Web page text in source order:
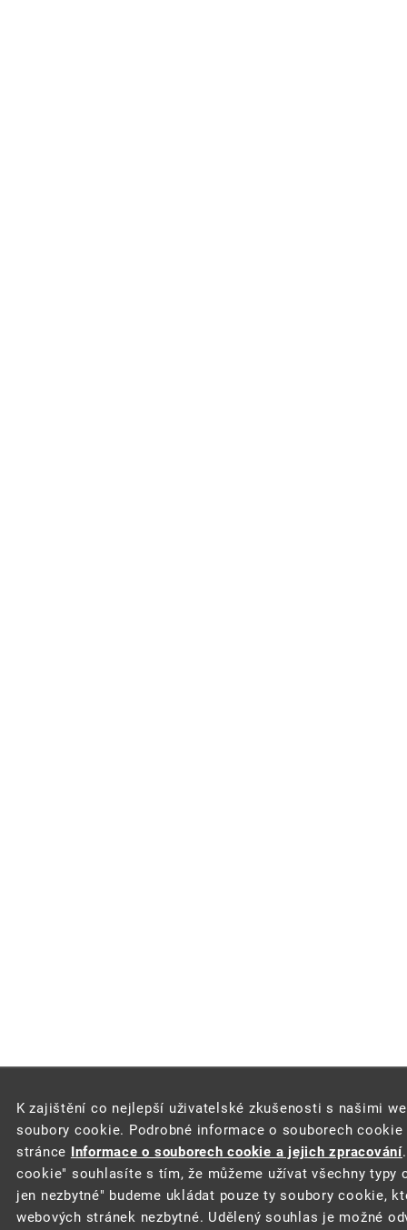
K zajištění co nejlepší uživatelské zkušenosti s našimi
soubory cookie. Podrobné informace o souborech
stránce Informace o souborech cookie a jejich zpracování
cookie" souhlasíte s tím, že můžeme užívat všechny
jen nezbytné" budeme ukládat pouze ty soubory cookie,
webových stránek nezbytné. Udělený souhlas je možné